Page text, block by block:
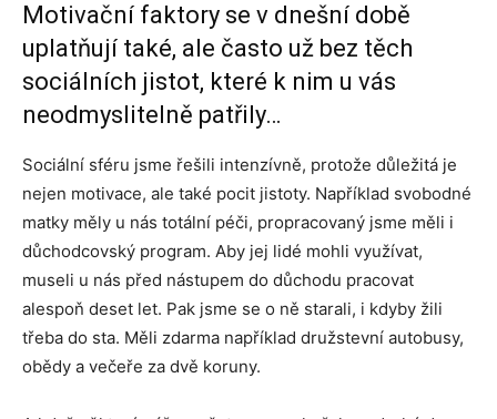
Motivační faktory se v dnešní době
uplatňují také, ale často už bez těch
sociálních jistot, které k nim u vás
neodmyslitelně patřily…
Sociální sféru jsme řešili intenzívně, protože důležitá je
nejen motivace, ale také pocit jistoty. Například svobodné
matky měly u nás totální péči, propracovaný jsme měli i
důchodcovský program. Aby jej lidé mohli využívat,
museli u nás před nástupem do důchodu pracovat
alespoň deset let. Pak jsme se o ně starali, i kdyby žili
třeba do sta. Měli zdarma například družstevní autobusy,
obědy a večeře za dvě koruny.